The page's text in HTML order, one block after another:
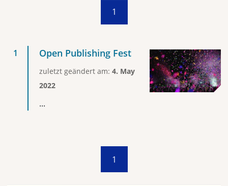
1
Open Publishing Fest
zuletzt geändert am: 4. May
2022
...
1